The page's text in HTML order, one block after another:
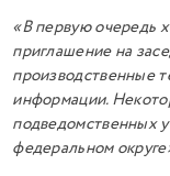
«В первую очередь
приглашение на
производственные
информации.
подведомственных
федеральном